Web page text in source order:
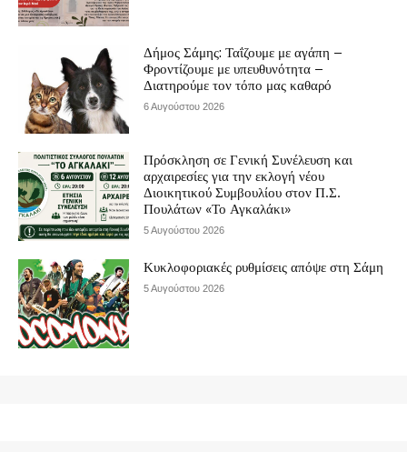
Δήμος Σάμης: Ταΐζουμε με αγάπη –
Φροντίζουμε με υπευθυνότητα –
Διατηρούμε τον τόπο μας καθαρό
6 Αυγούστου 2026
Πρόσκληση σε Γενική Συνέλευση και
αρχαιρεσίες για την εκλογή νέου
Διοικητικού Συμβουλίου στον Π.Σ.
Πουλάτων «Το Αγκαλάκι»
5 Αυγούστου 2026
Κυκλοφοριακές ρυθμίσεις απόψε στη Σάμη
5 Αυγούστου 2026